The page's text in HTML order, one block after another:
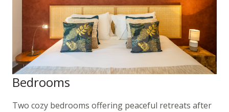
Bedrooms
Two cozy bedrooms offering peaceful retreats after